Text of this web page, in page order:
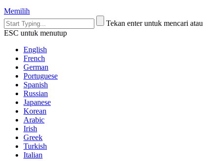
Memilih
Tekan enter untuk mencari atau
ESC untuk menutup
English
French
German
Portuguese
Spanish
Russian
Japanese
Korean
Arabic
Irish
Greek
Turkish
Italian